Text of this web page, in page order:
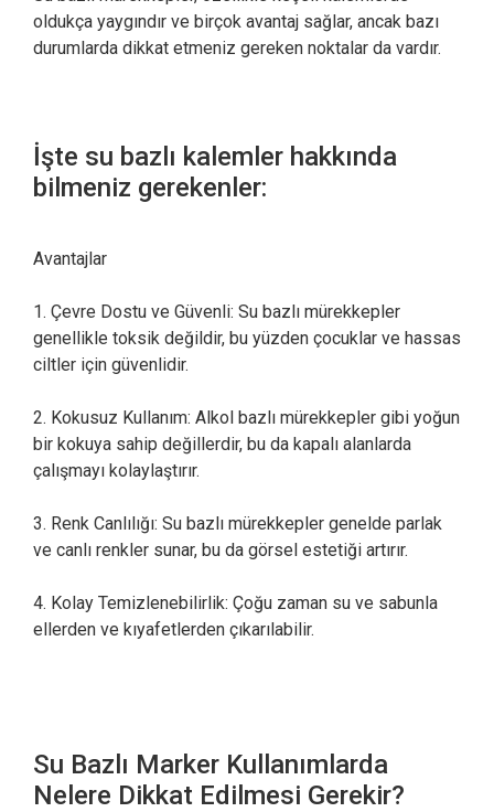
oldukça yaygındır ve birçok avantaj sağlar, ancak bazı
durumlarda dikkat etmeniz gereken noktalar da vardır.
İşte su bazlı kalemler hakkında
bilmeniz gerekenler:
Avantajlar
1. Çevre Dostu ve Güvenli: Su bazlı mürekkepler
genellikle toksik değildir, bu yüzden çocuklar ve hassas
ciltler için güvenlidir.
2. Kokusuz Kullanım: Alkol bazlı mürekkepler gibi yoğun
bir kokuya sahip değillerdir, bu da kapalı alanlarda
çalışmayı kolaylaştırır.
3. Renk Canlılığı: Su bazlı mürekkepler genelde parlak
ve canlı renkler sunar, bu da görsel estetiği artırır.
4. Kolay Temizlenebilirlik: Çoğu zaman su ve sabunla
ellerden ve kıyafetlerden çıkarılabilir.
Su Bazlı Marker Kullanımlarda
Nelere Dikkat Edilmesi Gerekir?